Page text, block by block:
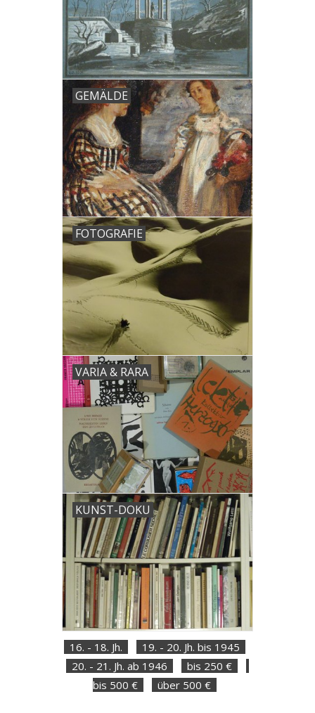
GEMÄLDE
FOTOGRAFIE
VARIA & RARA
KUNST-DOKU
16. - 18. Jh.
19. - 20. Jh. bis 1945
20. - 21. Jh. ab 1946
bis 250 €
bis 500 €
über 500 €